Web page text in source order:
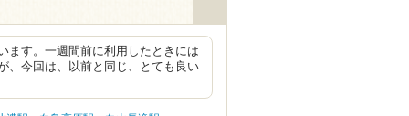
ます。一週間前に利用したときには
、今回は、以前と同じ、とても良い